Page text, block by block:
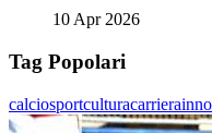
10 Apr 2026
Tag Popolari
calciosportculturacarriera